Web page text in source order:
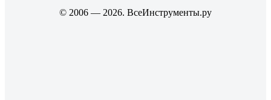
© 2006 — 2026. ВсеИнструменты.ру